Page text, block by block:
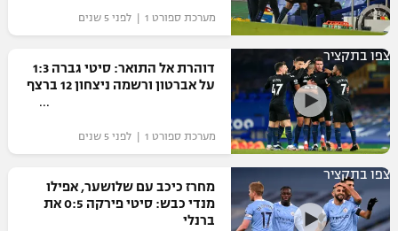
מערכת ספורט 1 | לפני 5 שנים
צפו בתקציר
דוהרת אל התואר: סיטי גברה 1:3
על אברטון ורשמה ניצחון 12 ברצף
מערכת ספורט 1 | לפני 5 שנים
צפו בתקציר
מחרז כיכב עם שלושער, אפילו
מנדי כבש: סיטי פירקה 0:5 את
ברנלי